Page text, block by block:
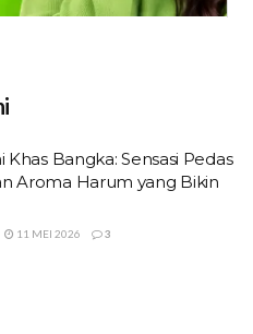
Khas Bangka: Sensasi Pedas
Aroma Harum yang Bikin
11 MEI 2026 3